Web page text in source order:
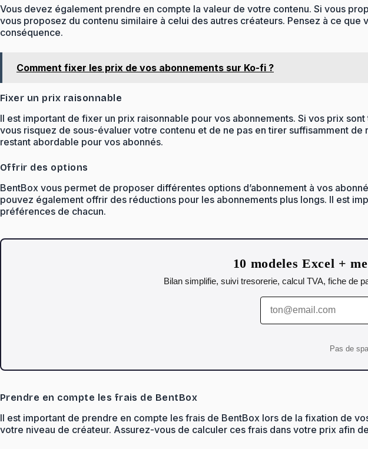
Vous devez également prendre en compte la valeur de votre contenu. Si vous
vous proposez du contenu similaire à celui des autres créateurs. Pensez à ce
conséquence.
Comment fixer les prix de vos abonnements sur Ko-fi ?
Fixer un prix raisonnable
Il est important de fixer un prix raisonnable pour vos abonnements. Si vos prix
vous risquez de sous-évaluer votre contenu et de ne pas en tirer suffisamment
restant abordable pour vos abonnés.
Offrir des options
BentBox vous permet de proposer différentes options d’abonnement à vos
pouvez également offrir des réductions pour les abonnements plus longs. Il est
préférences de chacun.
10 modeles Excel +
Bilan simplifie, suivi tresorerie, calcul TVA, fiche de
Pas de
Prendre en compte les frais de BentBox
Il est important de prendre en compte les frais de BentBox lors de la fixation de
votre niveau de créateur. Assurez-vous de calculer ces frais dans votre prix afin